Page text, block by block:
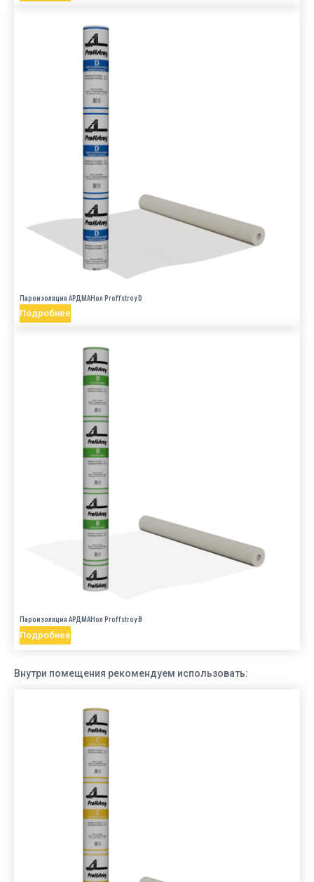
Пароизоляция АРДМАНол Proffstroy D
Подробнее
Пароизоляция АРДМАНол Proffstroy B
Подробнее
Внутри помещения рекомендуем использовать: